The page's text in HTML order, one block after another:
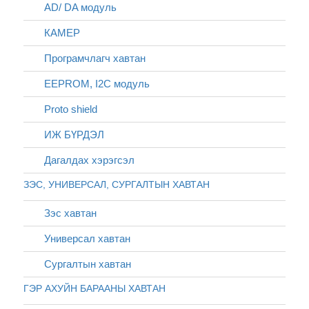
AD/ DA модуль
КАМЕР
Програмчлагч хавтан
EEPROM, I2C модуль
Proto shield
ИЖ БҮРДЭЛ
Дагалдах хэрэгсэл
ЗЭС, УНИВЕРСАЛ, СУРГАЛТЫН ХАВТАН
Зэс хавтан
Универсал хавтан
Сургалтын хавтан
ГЭР АХУЙН БАРААНЫ ХАВТАН